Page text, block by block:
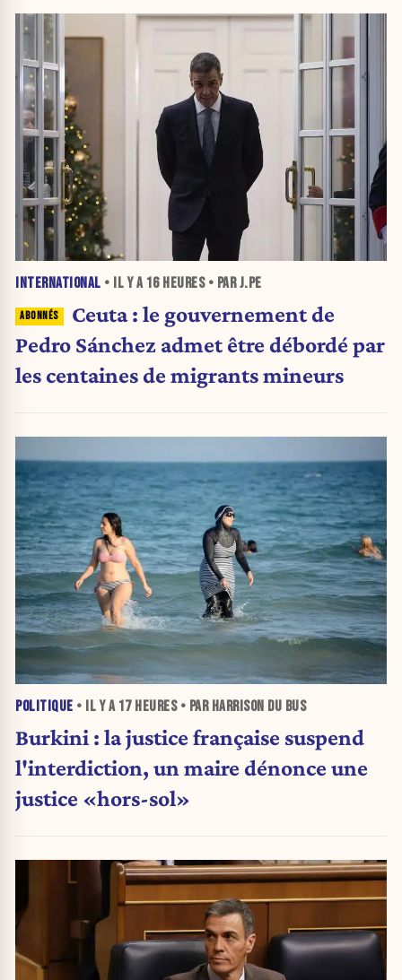
INTERNATIONAL • IL Y A 16 HEURES• PAR J.PE
Ceuta : le gouvernement de
Pedro Sánchez admet être débordé par
les centaines de migrants mineurs
POLITIQUE • IL Y A 17 HEURES• PAR HARRISON DU BUS
Burkini : la justice française suspend
l'interdiction, un maire dénonce une
justice «hors-sol»